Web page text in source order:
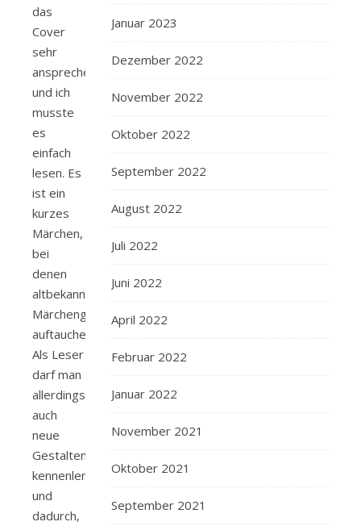
das
Cover
sehr
ansprechend
und ich
musste
es
einfach
lesen. Es
ist ein
kurzes
Märchen,
bei
denen
altbekannte
Märchengestalten
auftauchen.
Als Leser
darf man
allerdings
auch
neue
Gestalten
kennenlernen
und
dadurch,
Januar 2023
Dezember 2022
November 2022
Oktober 2022
September 2022
August 2022
Juli 2022
Juni 2022
April 2022
Februar 2022
Januar 2022
November 2021
Oktober 2021
September 2021